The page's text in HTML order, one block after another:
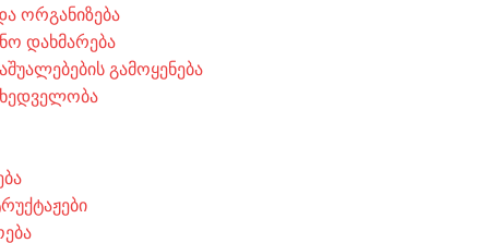
ორგანიზება
დახმარება
გამოყენება